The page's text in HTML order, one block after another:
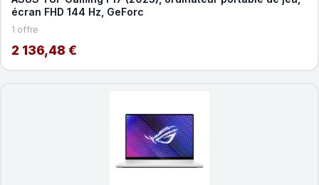
écran FHD 144 Hz, GeForc
1 offre
2 136,48 €